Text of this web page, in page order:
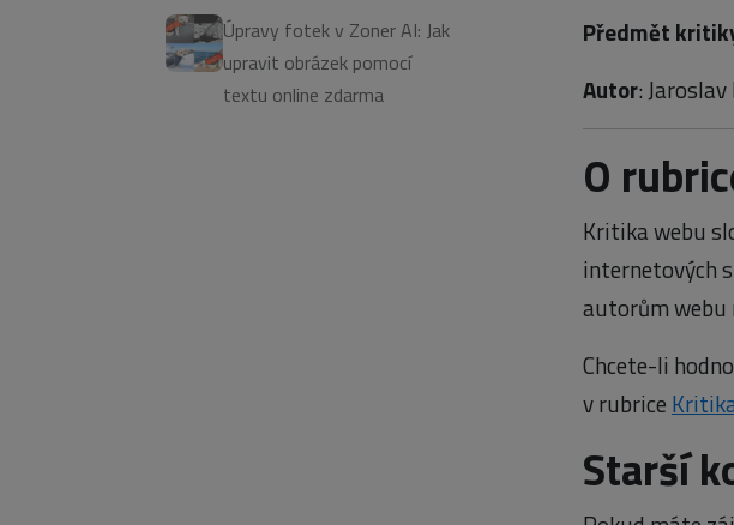
Úpravy fotek v Zoner AI: Jak
upravit obrázek pomocí
textu online zdarma
Předmět
Autor:
O
Kritika webu
internetových
autorům webu
Chcete-li
v rubrice
Starší